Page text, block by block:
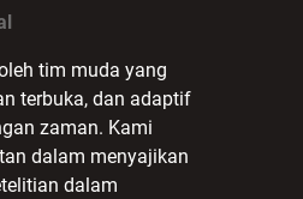
tim muda yang
terbuka, dan adaptif
zaman. Kami
dalam menyajikan
dalam